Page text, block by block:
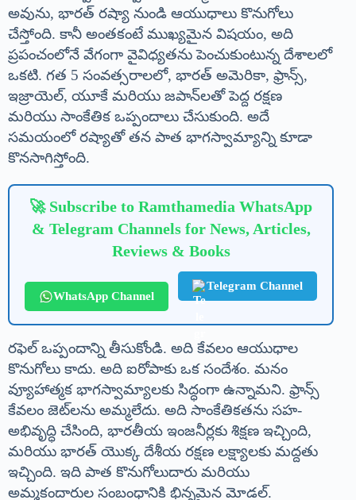
అవును, భారత్ రష్యా నుండి ఆయుధాలు కొనుగోలు
చేస్తోంది. కానీ అంతకంటే ముఖ్యమైన విషయం, అది
ప్రపంచంలోనే వేగంగా వైవిధ్యతను పెంచుకుంటున్న దేశాలలో
ఒకటి. గత 5 సంవత్సరాలలో, భారత్ అమెరికా, ఫ్రాన్స్,
ఇజ్రాయెల్, యూకే మరియు జపాన్‌లతో పెద్ద రక్షణ
మరియు సాంకేతిక ఒప్పందాలు చేసుకుంది. అదే
సమయంలో రష్యాతో తన పాత భాగస్వామ్యాన్ని కూడా
కొనసాగిస్తోంది.
🚀 Subscribe to Ramthamedia WhatsApp
& Telegram Channels for News, Articles,
Reviews & Books
WhatsApp Channel
Telegram Channel
రఫెల్ ఒప్పందాన్ని తీసుకోండి. అది కేవలం ఆయుధాల
కొనుగోలు కాదు. అది ఐరోపాకు ఒక సందేశం. మనం
వ్యూహాత్మక భాగస్వామ్యాలకు సిద్ధంగా ఉన్నామని. ఫ్రాన్స్
కేవలం జెట్‌లను అమ్మలేదు. అది సాంకేతికతను సహ-
అభివృద్ధి చేసింది, భారతీయ ఇంజనీర్లకు శిక్షణ ఇచ్చింది,
మరియు భారత్ యొక్క దేశీయ రక్షణ లక్ష్యాలకు మద్దతు
ఇచ్చింది. ఇది పాత కొనుగోలుదారు మరియు
అమ్మకందారుల సంబంధానికి భిన్నమైన మోడల్.